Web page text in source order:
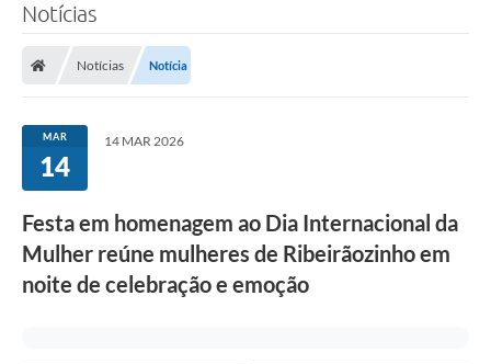
Notícias
Notícias Notícia
MAR
14
14 MAR 2026
Festa em homenagem ao Dia Internacional da
Mulher reúne mulheres de Ribeirãozinho em
noite de celebração e emoção